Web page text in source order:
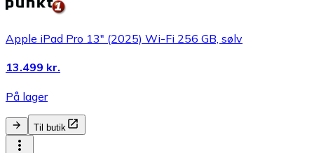
Apple iPad Pro 13" (2025) Wi-Fi 256 GB, sølv
13.499 kr.
På lager
Til butik